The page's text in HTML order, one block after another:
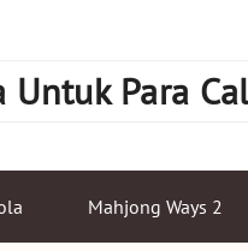
Para
Mahjong Ways 2